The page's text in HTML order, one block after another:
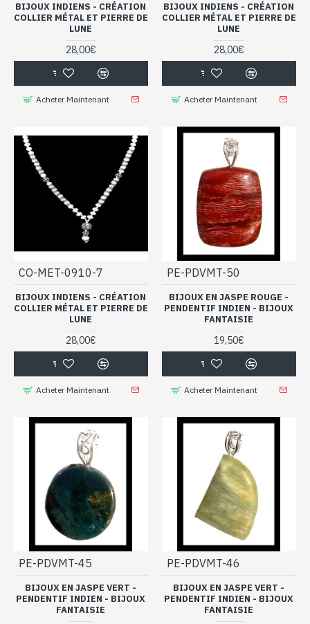
BIJOUX INDIENS - CRÉATION
COLLIER MÉTAL ET PIERRE DE
LUNE
28,00€
Acheter Maintenant
BIJOUX INDIENS - CRÉATION
COLLIER MÉTAL ET PIERRE DE
LUNE
28,00€
Acheter Maintenant
CO-MET-0910-7
BIJOUX INDIENS - CRÉATION
COLLIER MÉTAL ET PIERRE DE
LUNE
28,00€
Acheter Maintenant
PE-PDVMT-50
BIJOUX EN JASPE ROUGE -
PENDENTIF INDIEN - BIJOUX
FANTAISIE
19,50€
Acheter Maintenant
PE-PDVMT-45
BIJOUX EN JASPE VERT -
PENDENTIF INDIEN - BIJOUX
FANTAISIE
PE-PDVMT-46
BIJOUX EN JASPE VERT -
PENDENTIF INDIEN - BIJOUX
FANTAISIE